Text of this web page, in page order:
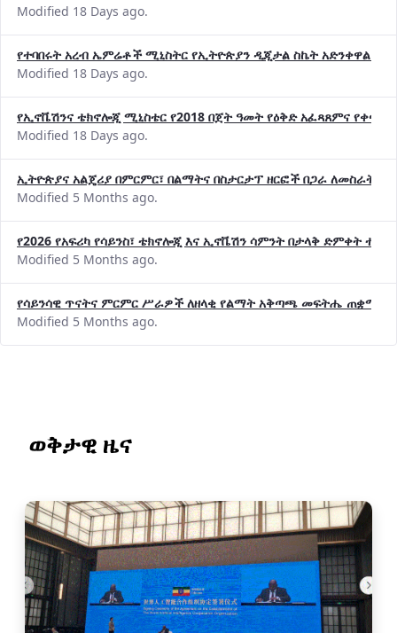
የተባበሩት አረብ ኤምሬቶች ሚኒስትር የኢትዮጵያን ዲጂታል ስኬት አድንቀዋል
Modified 18 Days ago.
የኢኖቬሽንና ቴክኖሎጂ ሚኒስቴር የ2018 በጀት ዓመት የዕቅድ አፈጻጸምና
Modified 18 Days ago.
ኢትዮጵያና አልጄሪያ በምርምር፣ በልማትና በስታርታፕ ዘርፎች በጋራ ለመስራት
Modified 5 Months ago.
የ2026 የአፍሪካ የሳይንስ፣ ቴክኖሎጂ እና ኢኖቬሽን ሳምንት በታላቅ ድምቀት
Modified 5 Months ago.
የሳይንሳዊ ጥናትና ምርምር ሥራዎች ለዘላቂ የልማት አቅጣጫ መፍትሔ ጠቋሚ
Modified 5 Months ago.